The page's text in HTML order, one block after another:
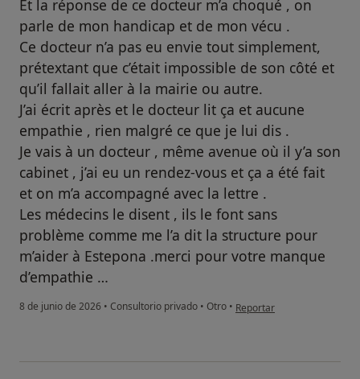
Et la réponse de ce docteur m’a choqué , on
parle de mon handicap et de mon vécu .
Ce docteur n’a pas eu envie tout simplement,
prétextant que c’était impossible de son côté et
qu’il fallait aller à la mairie ou autre.
J’ai écrit après et le docteur lit ça et aucune
empathie , rien malgré ce que je lui dis .
Je vais à un docteur , même avenue où il y’a son
cabinet , j’ai eu un rendez-vous et ça a été fait
et on m’a accompagné avec la lettre .
Les médecins le disent , ils le font sans
problème comme me l’a dit la structure pour
m’aider à Estepona .merci pour votre manque
d’empathie …
8 de junio de 2026 • Consultorio privado • Otro • en opinión del usuario
Reportar